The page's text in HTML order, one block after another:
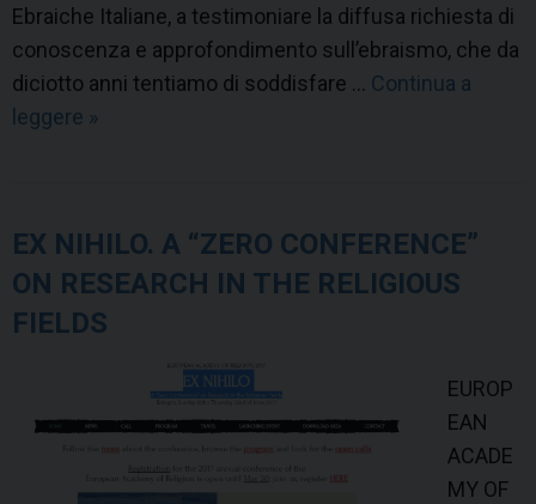
Ebraiche Italiane, a testimoniare la diffusa richiesta di
conoscenza e approfondimento sull’ebraismo, che da
diciotto anni tentiamo di soddisfare … Continua a
leggere T
d
e
n
t
»
EX NIHILO. A “ZERO CONFERENCE”
ON RESEARCH IN THE RELIGIOUS
FIELDS
EUROP
EAN
ACADE
MY OF